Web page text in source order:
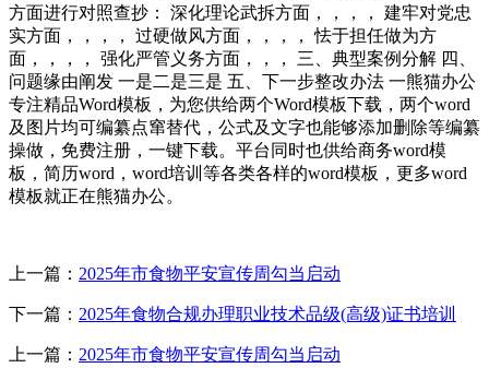
方面进行对照查抄： 深化理论武拆方面，，，， 建牢对党忠
实方面，，，， 过硬做风方面，，，， 怯于担任做为方
面，，，， 强化严管义务方面，，， 三、典型案例分解 四、
问题缘由阐发 一是二是三是 五、下一步整改办法 一熊猫办公
专注精品Word模板，为您供给两个Word模板下载，两个word
及图片均可编纂点窜替代，公式及文字也能够添加删除等编纂
操做，免费注册，一键下载。平台同时也供给商务word模
板，简历word，word培训等各类各样的word模板，更多word
模板就正在熊猫办公。
上一篇： 2025年市食物平安宣传周勾当启动
下一篇： 2025年食物合规办理职业技术品级(高级)证书培训
上一篇： 2025年市食物平安宣传周勾当启动